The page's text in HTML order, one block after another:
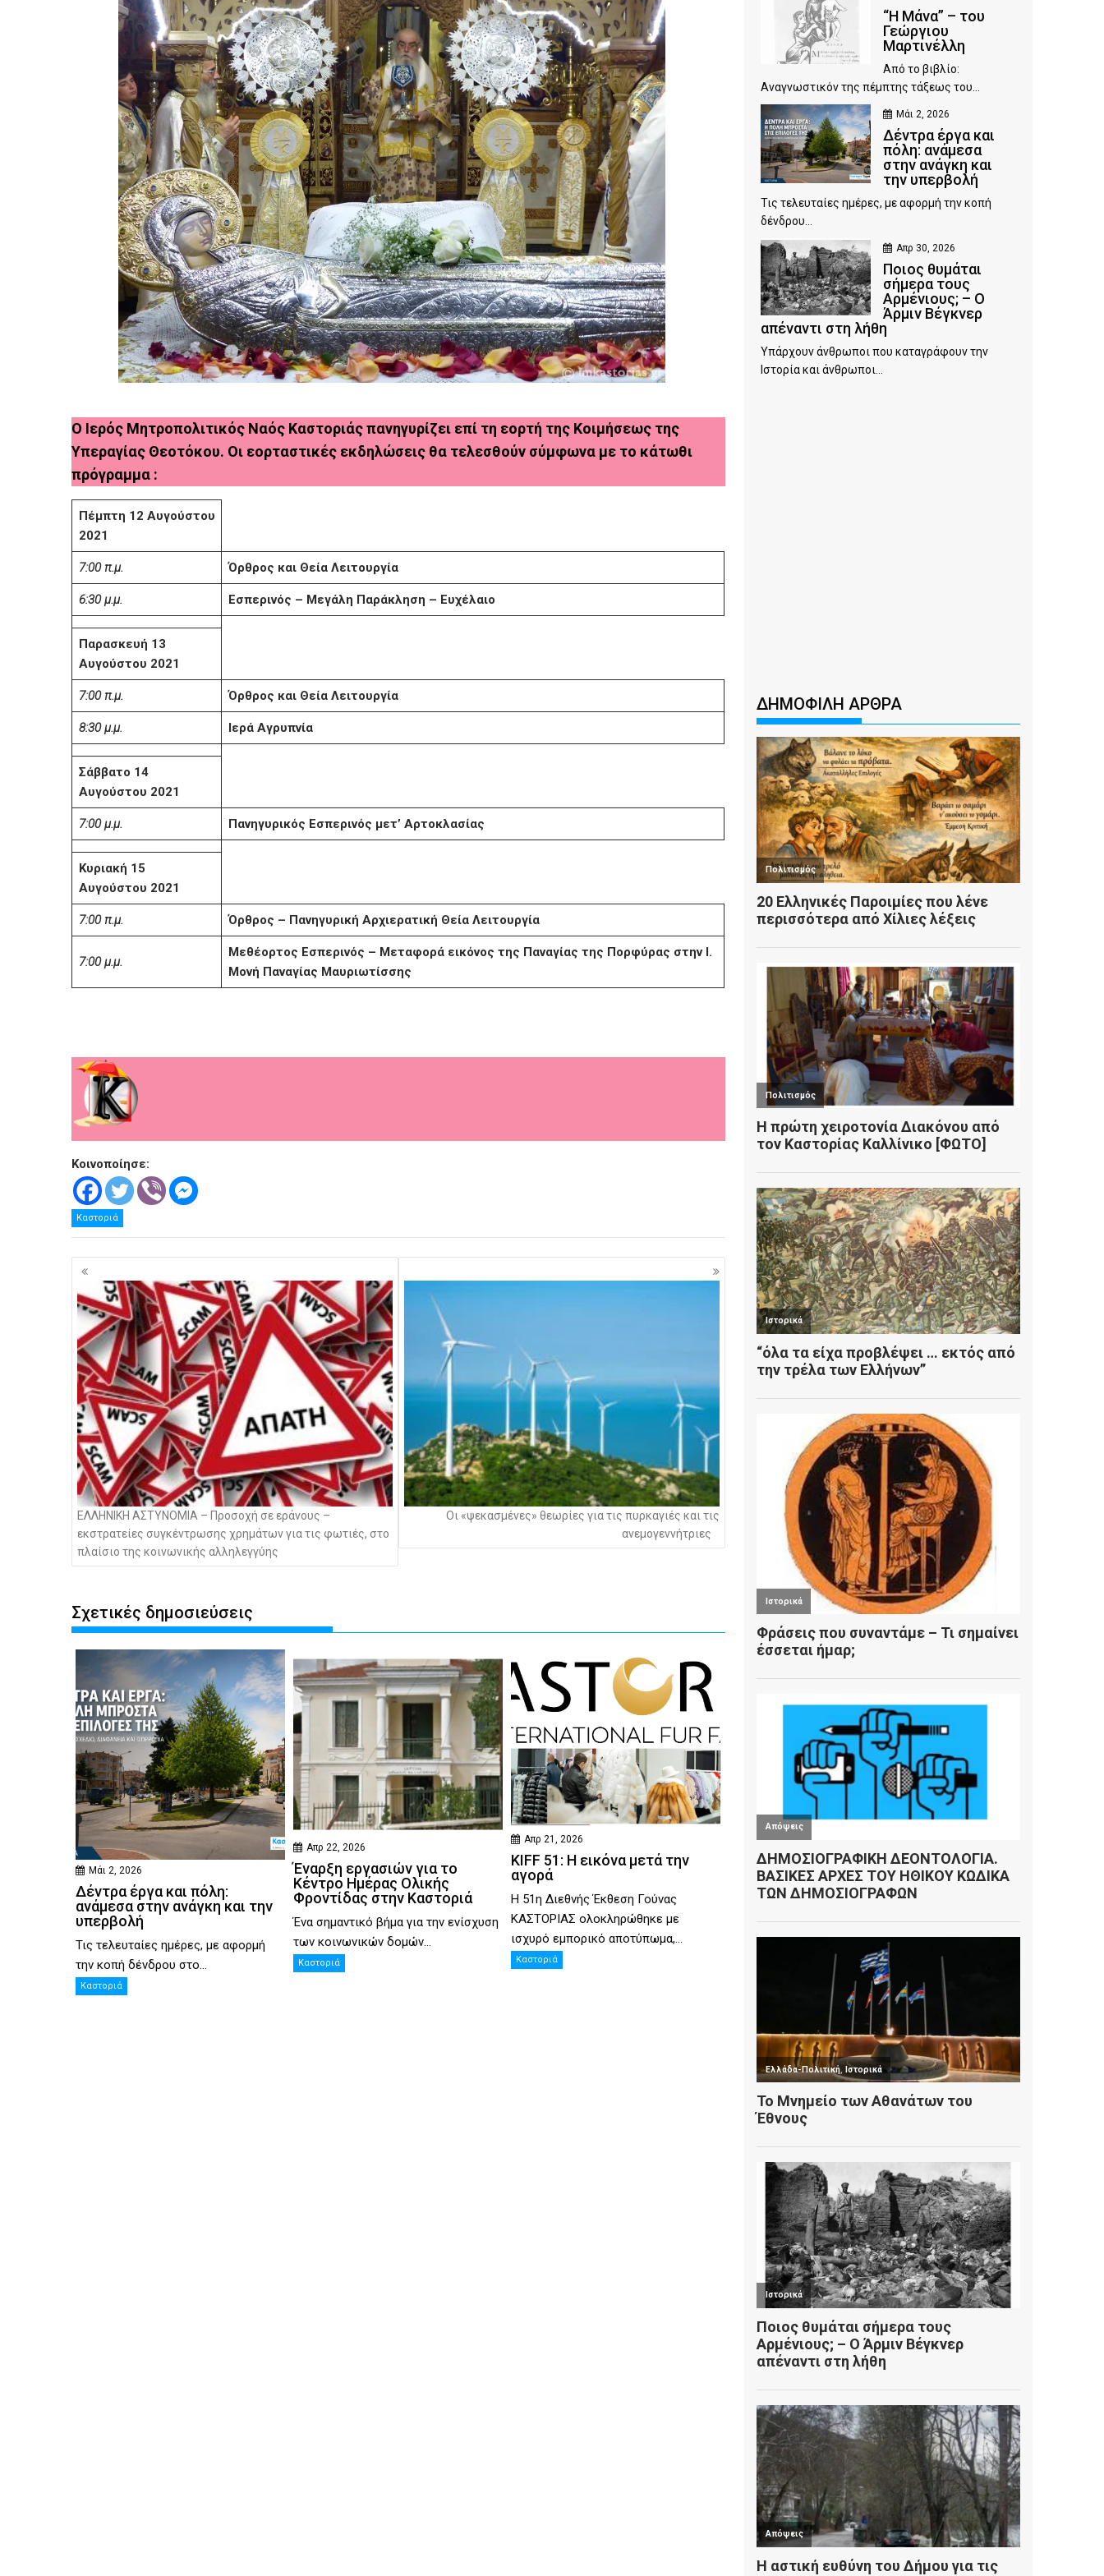
Ο Ιερός Μητροπολιτικός Ναός Καστοριάς πανηγυρίζει επί τη εορτή της Κοιμήσεως της
Υπεραγίας Θεοτόκου. Οι εορταστικές εκδηλώσεις θα τελεσθούν σύμφωνα με το κάτωθι
πρόγραμμα :
Πέμπτη 12 Αυγούστου
2021
7:00 π.μ. Όρθρος και Θεία Λειτουργία
6:30 μ.μ. Εσπερινός – Μεγάλη Παράκληση – Ευχέλαιο
Παρασκευή 13
Αυγούστου 2021
7:00 π.μ. Όρθρος και Θεία Λειτουργία
8:30 μ.μ. Ιερά Αγρυπνία
Σάββατο 14
Αυγούστου 2021
7:00 μ.μ. Πανηγυρικός Εσπερινός μετ’ Αρτοκλασίας
Κυριακή 15
Αυγούστου 2021
7:00 π.μ. Όρθρος – Πανηγυρική Αρχιερατική Θεία Λειτουργία
7:00 μ.μ.
Μεθέορτος Εσπερινός – Μεταφορά εικόνος της Παναγίας της Πορφύρας στην Ι.
Μονή Παναγίας Μαυριωτίσσης
Κοινοποίησε:
Καστοριά
Πλοήγηση
άρθρων
ΕΛΛΗΝΙΚΗ ΑΣΤΥΝΟΜΙΑ – Προσοχή σε εράνους –
εκστρατείες συγκέντρωσης χρημάτων για τις φωτιές, στο
πλαίσιο της κοινωνικής αλληλεγγύης
Οι «ψεκασμένες» θεωρίες για τις πυρκαγιές και τις
ανεμογεννήτριες
Σχετικές δημοσιεύσεις
Μάι 2, 2026
Δέντρα έργα και πόλη:
ανάμεσα στην ανάγκη και την
υπερβολή
Τις τελευταίες ημέρες, με αφορμή
την κοπή δένδρου στο...
Καστοριά
Απρ 22, 2026
Έναρξη εργασιών για το
Κέντρο Ημέρας Ολικής
Φροντίδας στην Καστοριά
Ένα σημαντικό βήμα για την ενίσχυση
των κοινωνικών δομών...
Καστοριά
Απρ 21, 2026
KIFF 51: Η εικόνα μετά την
αγορά
Η 51η Διεθνής Έκθεση Γούνας
ΚΑΣΤΟΡΙΑΣ ολοκληρώθηκε με
ισχυρό εμπορικό αποτύπωμα,...
Καστοριά
“Η Μάνα” – του
Γεώργιου
Μαρτινέλλη
Από το βιβλίο:
Αναγνωστικόν της πέμπτης τάξεως του...
Μάι 2, 2026
Δέντρα έργα και
πόλη: ανάμεσα
στην ανάγκη και
την υπερβολή
Τις τελευταίες ημέρες, με αφορμή την κοπή
δένδρου...
Απρ 30, 2026
Ποιος θυμάται
σήμερα τους
Αρμένιους; – Ο
Άρμιν Βέγκνερ
απέναντι στη λήθη
Υπάρχουν άνθρωποι που καταγράφουν την
Ιστορία και άνθρωποι...
ΔΗΜΟΦΙΛΗ ΑΡΘΡΑ